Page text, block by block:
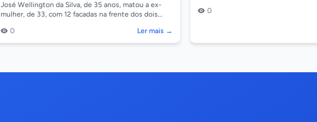
José Wellington da Silva, de 35 anos, matou a ex-
mulher, de 33, com 12 facadas na frente dos dois
0
Ler mais →
0